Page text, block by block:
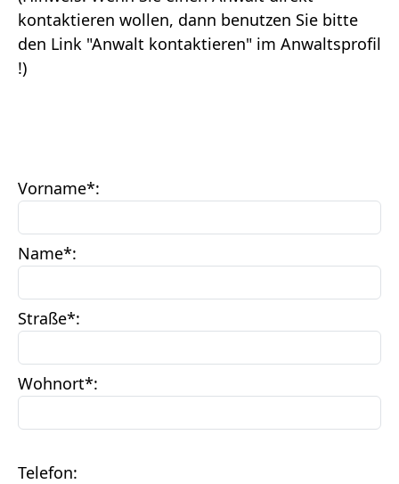
kontaktieren wollen, dann benutzen Sie bitte
den Link "Anwalt kontaktieren" im Anwaltsprofil
!)
Vorname*:
Name*:
Straße*:
Wohnort*:
Telefon: